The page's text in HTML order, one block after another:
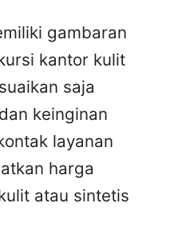
gambaran
kantor kulit
saja
keinginan
layanan
harga
atau sintetis